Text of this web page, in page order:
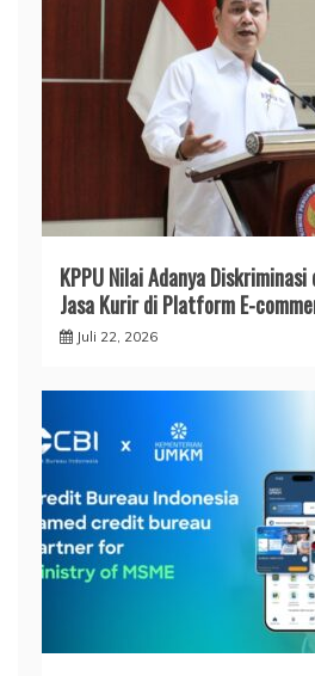
KPPU Nilai Adanya
Jasa Kurir di Platform E-
Juli 22, 2026